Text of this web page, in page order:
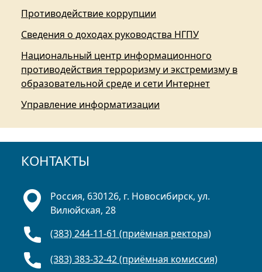
Противодействие коррупции
Сведения о доходах руководства НГПУ
Национальный центр информационного
противодействия терроризму и экстремизму в
образовательной среде и сети Интернет
Управление информатизации
КОНТАКТЫ
Россия, 630126, г. Новосибирск, ул.
Вилюйская, 28
(383) 244-11-61 (приёмная ректора)
(383) 383-32-42 (приёмная комиссия)